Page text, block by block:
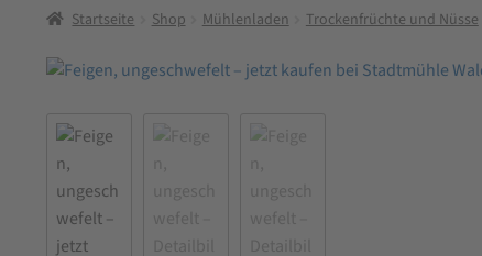
Startseite Shop Mühlenladen Trockenfrüchte und Nüsse